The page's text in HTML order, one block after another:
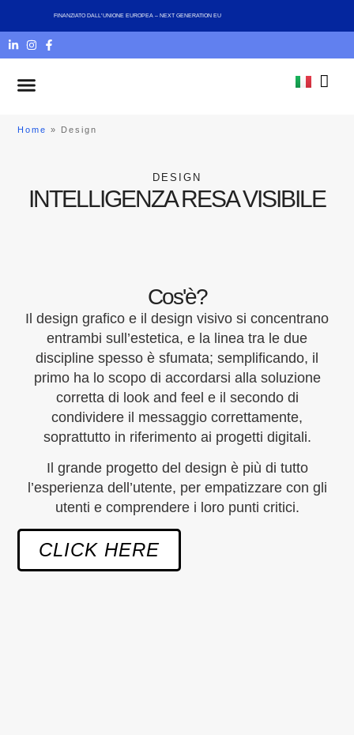
FINANZIATO DALL’UNIONE EUROPEA – NEXT GENERATION EU
Home » Design
DESIGN
INTELLIGENZA RESA VISIBILE
Cos'è?
Il design grafico e il design visivo si concentrano
entrambi sull’estetica, e la linea tra le due
discipline spesso è sfumata; semplificando, il
primo ha lo scopo di accordarsi alla soluzione
corretta di look and feel e il secondo di
condividere il messaggio correttamente,
soprattutto in riferimento ai progetti digitali.
Il grande progetto del design è più di tutto
l’esperienza dell’utente, per empatizzare con gli
utenti e comprendere i loro punti critici.
CLICK HERE